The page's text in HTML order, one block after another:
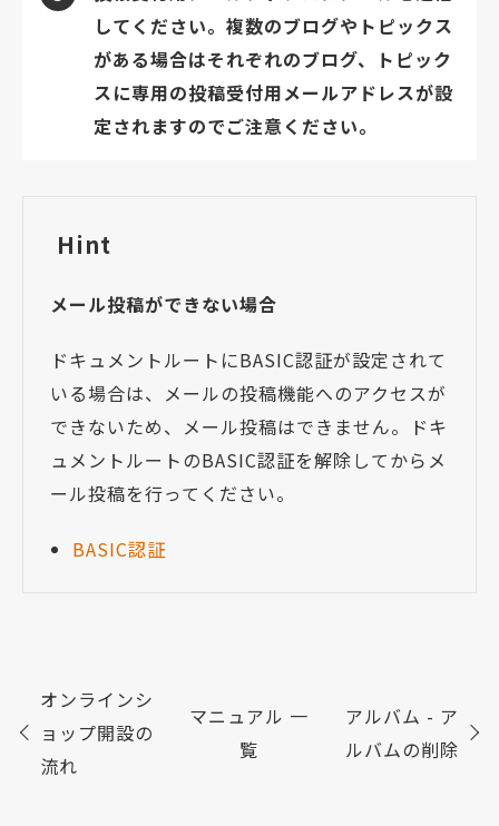
してください。複数のブログやトピックス
がある場合はそれぞれのブログ、トピック
スに専用の投稿受付用メールアドレスが設
定されますのでご注意ください。
Hint
メール投稿ができない場合
ドキュメントルートにBASIC認証が設定されて
いる場合は、メールの投稿機能へのアクセスが
できないため、メール投稿はできません。ドキ
ュメントルートのBASIC認証を解除してからメ
ール投稿を行ってください。
BASIC認証
オンラインシ
ョップ開設の
流れ
マニュアル 一
覧
アルバム - ア
ルバムの削除